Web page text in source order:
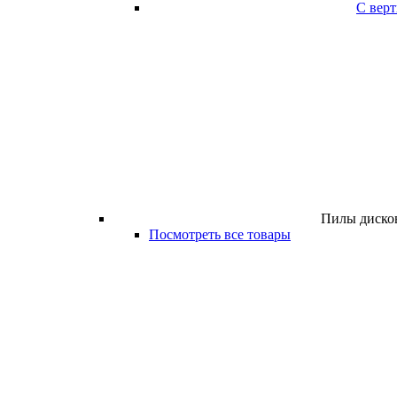
С
Пилы
Посмотреть все товары